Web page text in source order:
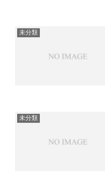
未分類
未分類